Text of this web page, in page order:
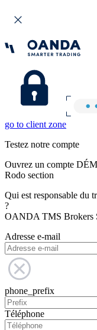
go to client zone
Testez notre compte
Ouvrez un compte
Rodo section
Qui est responsable du
?
OANDA TMS Brokers
Adresse e-mail
phone_prefix
Téléphone